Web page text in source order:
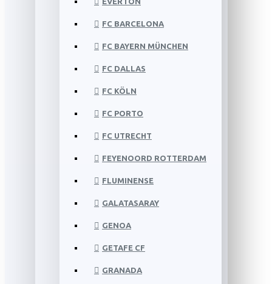
FC BARCELONA
FC BAYERN MÜNCHEN
FC DALLAS
FC KÖLN
FC PORTO
FC UTRECHT
FEYENOORD ROTTERDAM
FLUMINENSE
GALATASARAY
GENOA
GETAFE CF
GRANADA